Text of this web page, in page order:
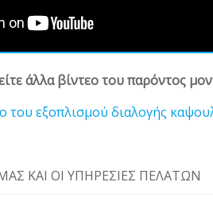
άλλα βίντεο του παρόντος
του εξοπλισμού διαλογής
ΚΑΙ ΟΙ ΥΠΗΡΕΣΊΕΣ ΠΕΛΑΤΏΝ